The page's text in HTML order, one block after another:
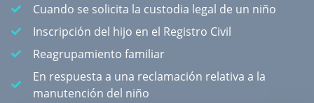
Cuando se solicita la custodia legal de un niño
Inscripción del hijo en el Registro Civil
Reagrupamiento familiar
En respuesta a una reclamación relativa a la
manutención del niño